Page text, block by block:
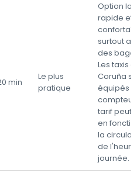
min
Le plus
pratique
Option la
rapide et
surtout
des
Les taxis
Coruña
équipés
tarif peut
en
la
de
journée.